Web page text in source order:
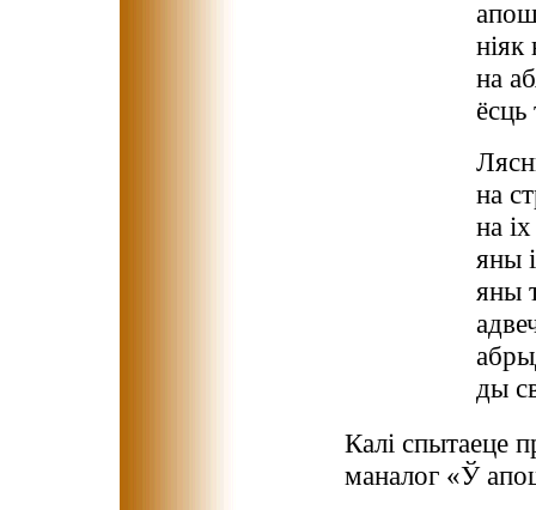
на
на
на
яны
яны
ды
Калі спытаеце
маналог «Ў